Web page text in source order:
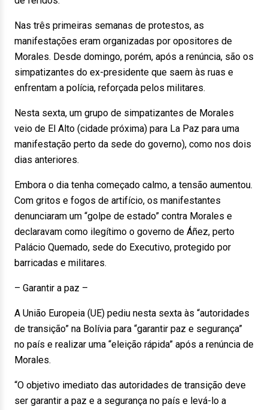
Nas três primeiras semanas de protestos, as
manifestações eram organizadas por opositores de
Morales. Desde domingo, porém, após a renúncia, são os
simpatizantes do ex-presidente que saem às ruas e
enfrentam a polícia, reforçada pelos militares.
Nesta sexta, um grupo de simpatizantes de Morales
veio de El Alto (cidade próxima) para La Paz para uma
manifestação perto da sede do governo), como nos dois
dias anteriores.
Embora o dia tenha começado calmo, a tensão aumentou.
Com gritos e fogos de artifício, os manifestantes
denunciaram um “golpe de estado” contra Morales e
declaravam como ilegítimo o governo de Áñez, perto
Palácio Quemado, sede do Executivo, protegido por
barricadas e militares.
– Garantir a paz –
A União Europeia (UE) pediu nesta sexta às “autoridades
de transição” na Bolívia para “garantir paz e segurança”
no país e realizar uma “eleição rápida” após a renúncia de
Morales.
“O objetivo imediato das autoridades de transição deve
ser garantir a paz e a segurança no país e levá-lo a